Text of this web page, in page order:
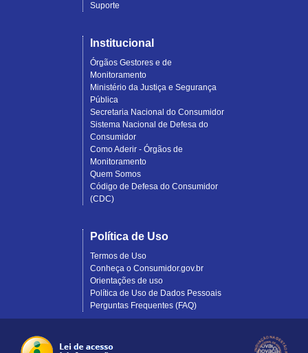
Suporte
Institucional
Órgãos Gestores e de
Monitoramento
Ministério da Justiça e Segurança
Pública
Secretaria Nacional do Consumidor
Sistema Nacional de Defesa do
Consumidor
Como Aderir - Órgãos de
Monitoramento
Quem Somos
Código de Defesa do Consumidor
(CDC)
Política de Uso
Termos de Uso
Conheça o Consumidor.gov.br
Orientações de uso
Política de Uso de Dados Pessoais
Perguntas Frequentes (FAQ)